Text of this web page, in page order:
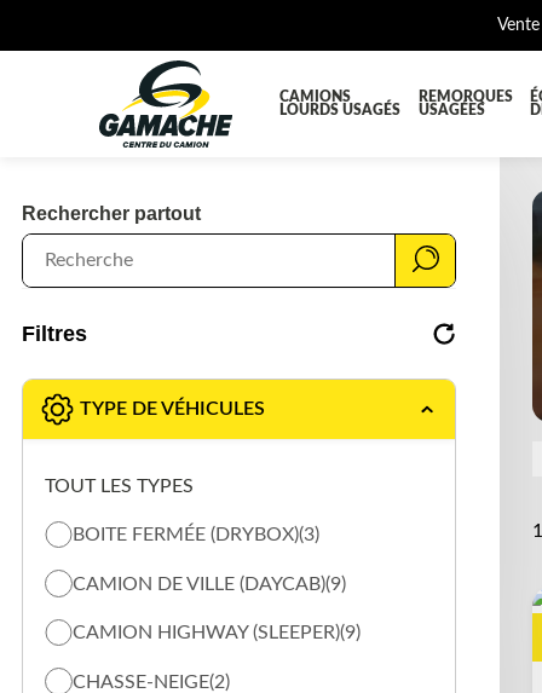
CAMIONS
LOURDS USAGÉS
REMORQUES
USAGÉES
BOÎTE À BATTERIES ET COFFRE À OUTILS
RÉSERVOIR DIESEL - RÉSERVOIR A AIR
TUYAU D'ÉCHAPPEMENT
Rechercher partout
Filtres
TYPE DE VÉHICULES
TOUT LES TYPES
BOITE FERMÉE (DRYBOX)(3)
CAMION DE VILLE (DAYCAB)(9)
CAMION HIGHWAY (SLEEPER)(9)
CHASSE-NEIGE(2)